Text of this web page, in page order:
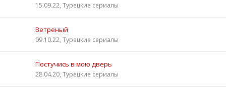
15.09.22, Турецкие сериалы
Ветреный
09.10.22, Турецкие сериалы
Постучись в мою дверь
28.04.20, Турецкие сериалы